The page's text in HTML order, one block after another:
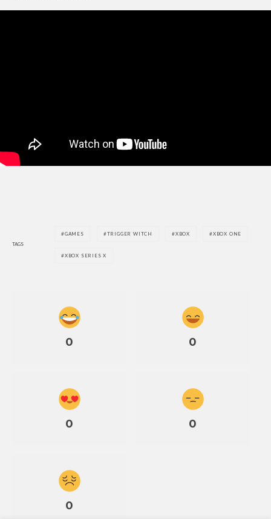
TAGS
GAMES TRIGGER WITCH XBOX XBOX ONE
XBOX SERIES X
0 0
0 0
0